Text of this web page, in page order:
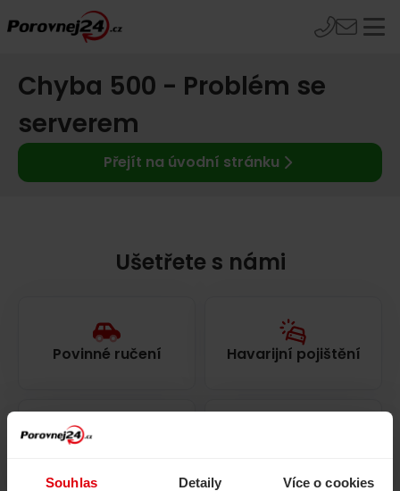
Souhlas Detaily Více o cookies
Chyba 500 - Problém se
serverem
Přejít na úvodní stránku
Ušetřete s námi
Povinné ručení Havarijní pojištění